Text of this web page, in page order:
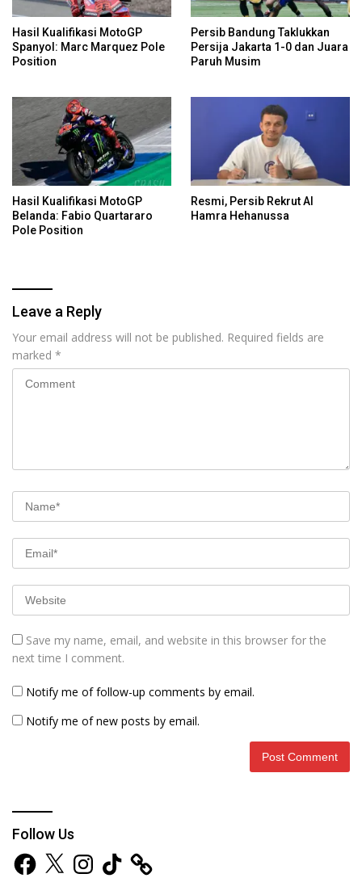
Hasil Kualifikasi MotoGP
Spanyol: Marc Marquez Pole
Position
Persib Bandung Taklukkan
Persija Jakarta 1-0 dan Juara
Paruh Musim
Hasil Kualifikasi MotoGP
Belanda: Fabio Quartararo
Pole Position
Resmi, Persib Rekrut Al
Hamra Hehanussa
Leave a Reply
Your email address will not be published. Required fields are
marked *
Save my name, email, and website in this browser for the
next time I comment.
Notify me of follow-up comments by email.
Notify me of new posts by email.
Follow Us
Facebook
X Instagram
TikTok